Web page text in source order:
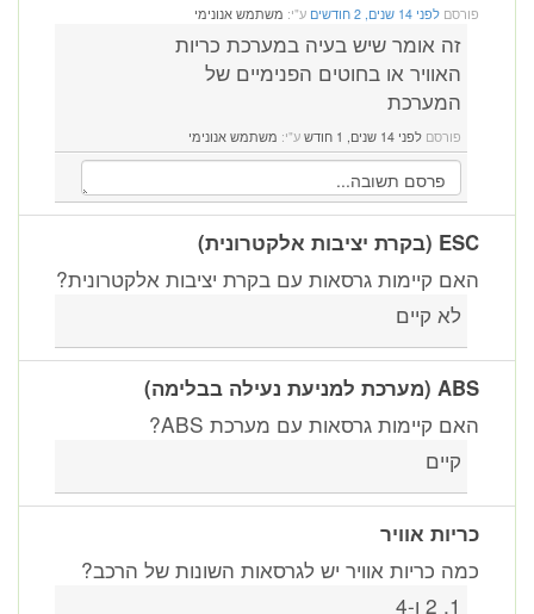
פורסם לפני 14 שנים, 2 חודשים ע"י: משתמש אנונימי
זה אומר שיש בעיה במערכת כריות
האוויר או בחוטים הפנימיים של
המערכת
פורסם לפני 14 שנים, 1 חודש ע"י: משתמש אנונימי
ESC (בקרת יציבות אלקטרונית)
האם קיימות גרסאות עם בקרת יציבות אלקטרונית?
לא קיים
ABS (מערכת למניעת נעילה בבלימה)
האם קיימות גרסאות עם מערכת ABS?
קיים
כריות אוויר
כמה כריות אוויר יש לגרסאות השונות של הרכב?
1, 2 ו-4